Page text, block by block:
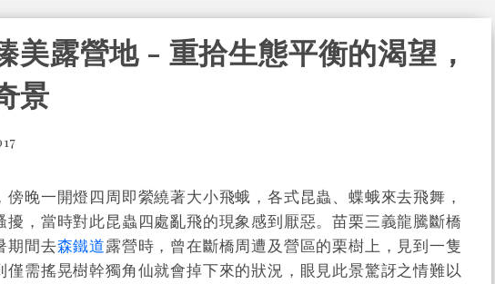
美露營地 - 重拾生態平衡的渴望，
景
傍晚一開燈四周即縈繞著大小飛蛾，各式昆蟲、蝶蛾來去飛舞，
，當時對此昆蟲四處亂飛的現象感到厭惡。苗栗三義龍騰斷橋
期間去森鐵道露營時，曾在斷橋周遭及營區的栗樹上，見到一隻
需搖晃樹幹獨角仙就會掉下來的狀況，眼見此景驚訝之情難以